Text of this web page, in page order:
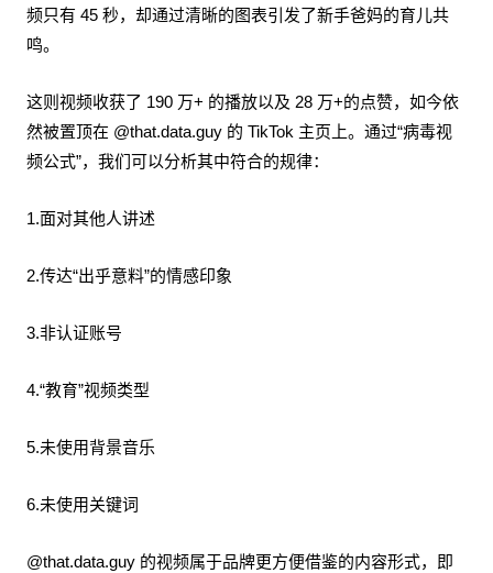
频只有 45 秒，却通过清晰的图表引发了新手爸妈的育儿共
鸣。
这则视频收获了 190 万+ 的播放以及 28 万+的点赞，如今依
然被置顶在 @that.data.guy 的 TikTok 主页上。通过“病毒视
频公式”，我们可以分析其中符合的规律：
1.面对其他人讲述
2.传达“出乎意料”的情感印象
3.非认证账号
4.“教育”视频类型
5.未使用背景音乐
6.未使用关键词
@that.data.guy 的视频属于品牌更方便借鉴的内容形式，即